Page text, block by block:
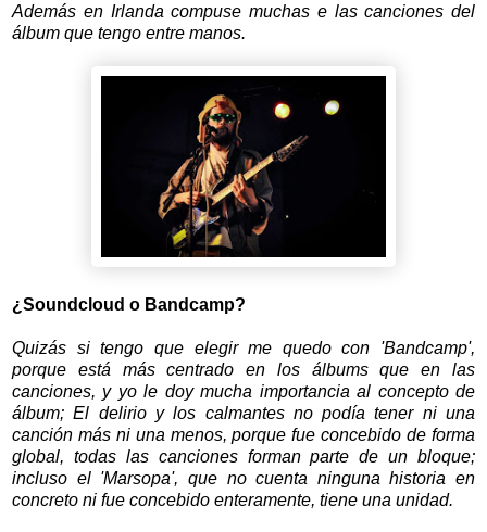
Además en Irlanda compuse muchas e las canciones del
álbum que tengo entre manos.
¿Soundcloud o Bandcamp?
Quizás si tengo que elegir me quedo con 'Bandcamp',
porque está más centrado en los álbums que en las
canciones, y yo le doy mucha importancia al concepto de
álbum; El delirio y los calmantes no podía tener ni una
canción más ni una menos, porque fue concebido de forma
global, todas las canciones forman parte de un bloque;
incluso el 'Marsopa', que no cuenta ninguna historia en
concreto ni fue concebido enteramente, tiene una unidad.